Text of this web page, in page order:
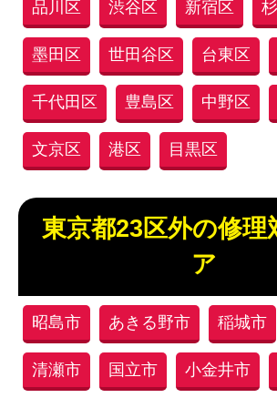
品川区 渋谷区 新宿区
墨田区 世田谷区 台東区
千代田区 豊島区 中野区
文京区 港区 目黒区
東京都23区外の修理
ア
昭島市 あきる野市 稲城市
清瀬市 国立市 小金井市